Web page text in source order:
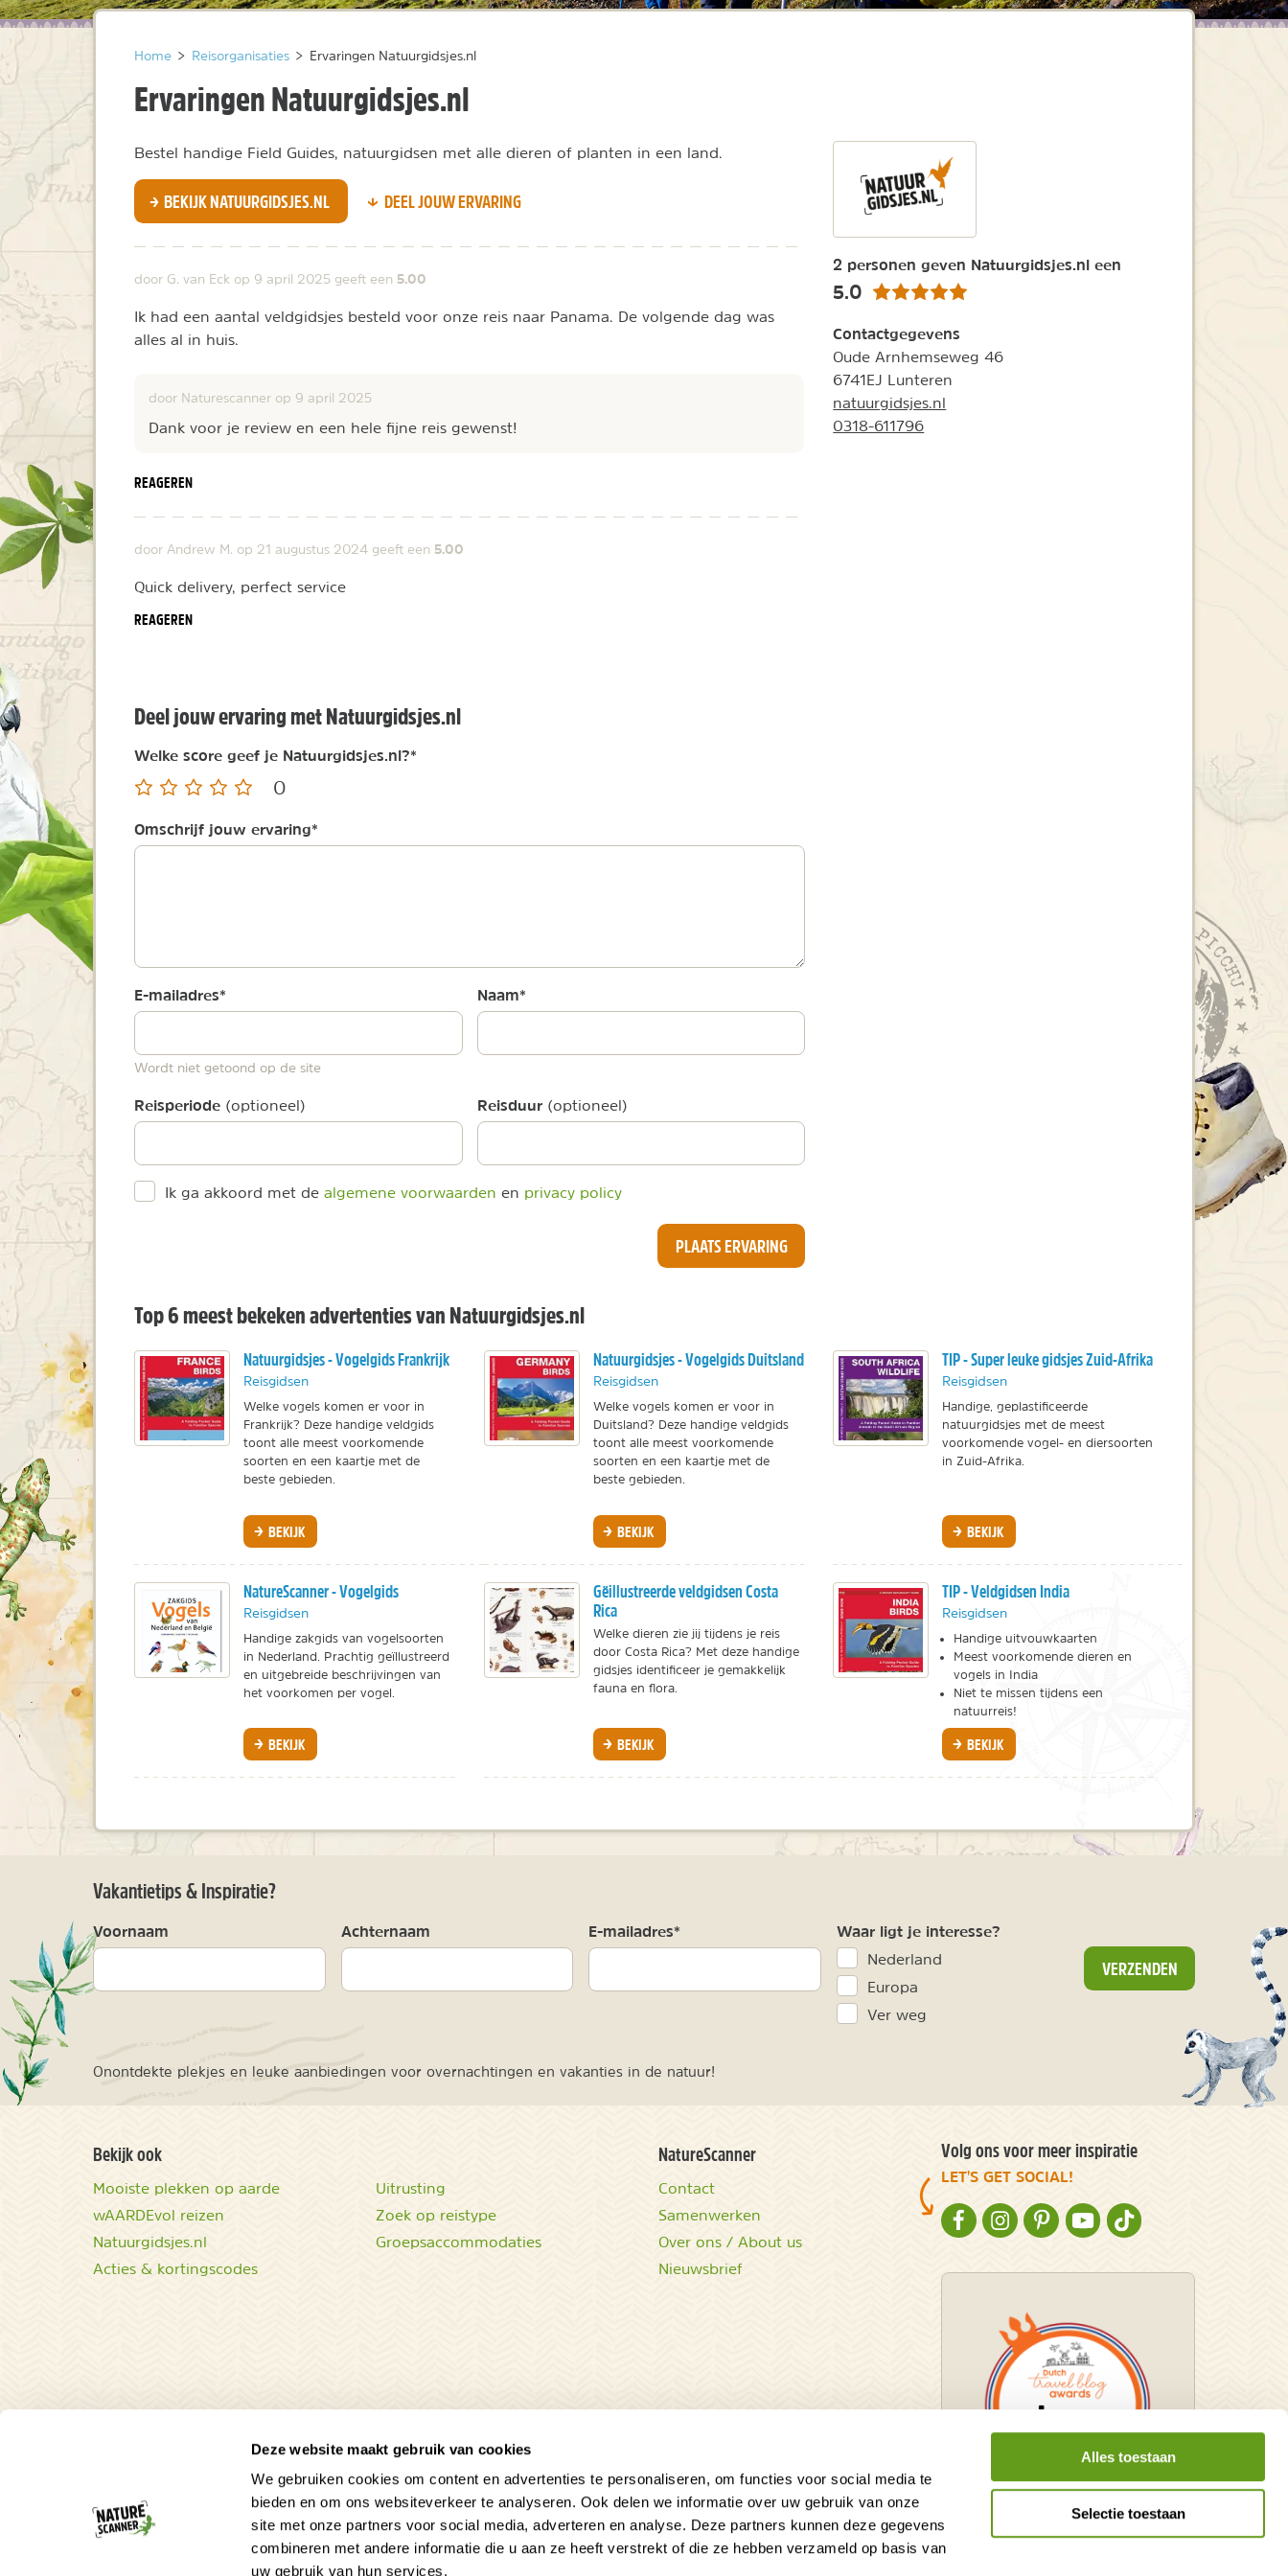
Deze website maakt gebruik van cookies
We gebruiken cookies om content en advertenties te personaliseren, om functies voor social media te
bieden en om ons websiteverkeer te analyseren. Ook delen we informatie over uw gebruik van onze
site met onze partners voor social media, adverteren en analyse. Deze partners kunnen deze gegevens
combineren met andere informatie die u aan ze heeft verstrekt of die ze hebben verzameld op basis van
uw gebruik van hun services.
Alles toestaan
Selectie toestaan
Home > Reisorganisaties > Ervaringen Natuurgidsjes.nl
Ervaringen Natuurgidsjes.nl
Bestel handige Field Guides, natuurgidsen met alle dieren of planten in een land.
BEKIJK NATUURGIDSJES.NL DEEL JOUW ERVARING
door G. van Eck op 9 april 2025 geeft een 5.00
Ik had een aantal veldgidsjes besteld voor onze reis naar Panama. De volgende dag was
alles al in huis.
door Naturescanner op 9 april 2025
Dank voor je review en een hele fijne reis gewenst!
REAGEREN
door Andrew M. op 21 augustus 2024 geeft een 5.00
Quick delivery, perfect service
REAGEREN
2 personen geven Natuurgidsjes.nl een
5.0
Contactgegevens
Oude Arnhemseweg 46
6741EJ Lunteren
natuurgidsjes.nl
0318-611796
Deel jouw ervaring met Natuurgidsjes.nl
Welke score geef je Natuurgidsjes.nl?*
0
Omschrijf jouw ervaring*
E-mailadres*
Wordt niet getoond op de site
Naam*
Reisperiode (optioneel) Reisduur (optioneel)
Ik ga akkoord met de algemene voorwaarden en privacy policy
PLAATS ERVARING
Top 6 meest bekeken advertenties van Natuurgidsjes.nl
Natuurgidsjes - Vogelgids Frankrijk
Reisgidsen
Welke vogels komen er voor in
Frankrijk? Deze handige veldgids
toont alle meest voorkomende
soorten en een kaartje met de
beste gebieden.
BEKIJK
Natuurgidsjes - Vogelgids Duitsland
Reisgidsen
Welke vogels komen er voor in
Duitsland? Deze handige veldgids
toont alle meest voorkomende
soorten en een kaartje met de
beste gebieden.
BEKIJK
TIP - Super leuke gidsjes Zuid-Afrika
Reisgidsen
Handige, geplastificeerde
natuurgidsjes met de meest
voorkomende vogel- en diersoorten
in Zuid-Afrika.
BEKIJK
NatureScanner - Vogelgids
Reisgidsen
Handige zakgids van vogelsoorten
in Nederland. Prachtig geïllustreerd
en uitgebreide beschrijvingen van
het voorkomen per vogel.
BEKIJK
Gëillustreerde veldgidsen Costa
Rica
Welke dieren zie jij tijdens je reis
door Costa Rica? Met deze handige
gidsjes identificeer je gemakkelijk
fauna en flora.
BEKIJK
TIP - Veldgidsen India
Reisgidsen
Handige uitvouwkaarten
Meest voorkomende dieren en
vogels in India
Niet te missen tijdens een
natuurreis!
BEKIJK
Vakantietips & Inspiratie?
Voornaam Achternaam E-mailadres* Waar ligt je interesse?
Nederland
Europa
Ver weg
VERZENDEN
Onontdekte plekjes en leuke aanbiedingen voor overnachtingen en vakanties in de natuur!
Bekijk ook
Mooiste plekken op aarde
wAARDEvol reizen
Natuurgidsjes.nl
Acties & kortingscodes
Uitrusting
Zoek op reistype
Groepsaccommodaties
NatureScanner
Contact
Samenwerken
Over ons / About us
Nieuwsbrief
Volg ons voor meer inspiratie
LET'S GET SOCIAL!
NATURESCANNER OP FACEBOOK
NATURESCANNER OP INSTAGRAM
NATURESCANNER OP PINTEREST
NATURESCANNER OP YOUTUBE
NATURESCANNER OP